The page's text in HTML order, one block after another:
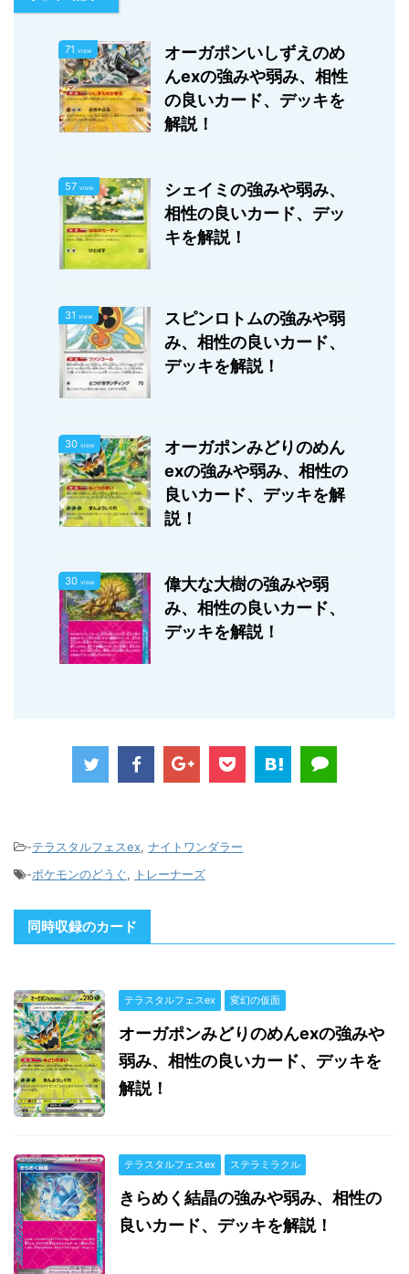
71 view
オーガポンいしずえのめ
んexの強みや弱み、相性
の良いカード、デッキを
解説！
57 view
シェイミの強みや弱み、
相性の良いカード、デッ
キを解説！
31 view
スピンロトムの強みや弱
み、相性の良いカード、
デッキを解説！
30 view
オーガポンみどりのめん
exの強みや弱み、相性の
良いカード、デッキを解
説！
30 view
偉大な大樹の強みや弱
み、相性の良いカード、
デッキを解説！
-テラスタルフェスex, ナイトワンダラー
-ポケモンのどうぐ, トレーナーズ
同時収録のカード
テラスタルフェスex 変幻の仮面
オーガポンみどりのめんexの強みや
弱み、相性の良いカード、デッキを
解説！
テラスタルフェスex ステラミラクル
きらめく結晶の強みや弱み、相性の
良いカード、デッキを解説！